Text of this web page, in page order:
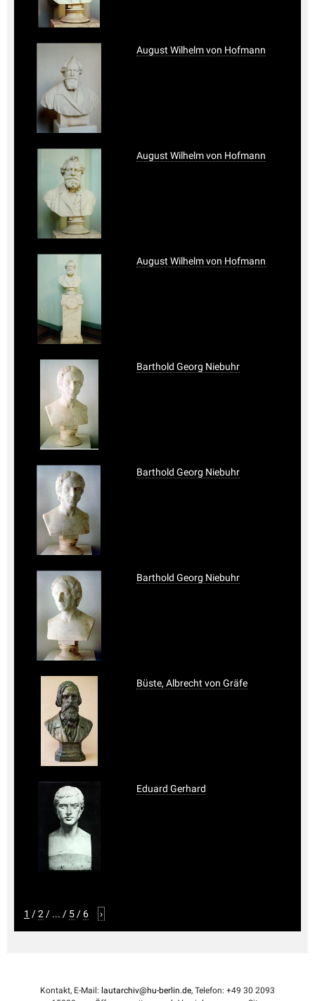
August Wilhelm von Hofmann
August Wilhelm von Hofmann
August Wilhelm von Hofmann
Barthold Georg Niebuhr
Barthold Georg Niebuhr
Barthold Georg Niebuhr
Büste, Albrecht von Gräfe
Eduard Gerhard
1 /2 / ... / 5 / 6 ›
Kontakt, E-Mail: lautarchiv@hu-berlin.de, Telefon: +49 30 2093